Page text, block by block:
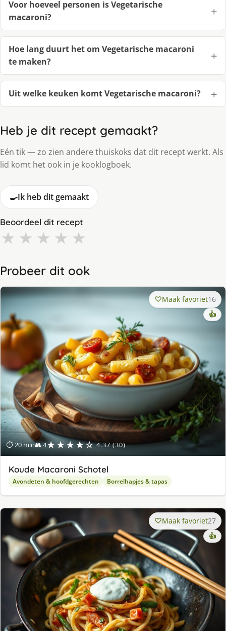
Voor hoeveel personen is Vegetarische
macaroni?
Hoe lang duurt het om Vegetarische macaroni
te maken?
Uit welke keuken komt Vegetarische macaroni?
Heb je dit recept gemaakt?
Eén tik — zo zien andere thuiskoks dat dit recept werkt. Als
lid komt het ook in je kooklogboek.
🍳Ik heb dit gemaakt
Beoordeel dit recept
★ ★ ★ ★ ★
Probeer dit ook
⏱ 20 min👥 4★★★★☆ 4.37 (30)
Maak favoriet16
👍
Koude Macaroni Schotel
Avondeten & hoofdgerechten Borrelhapjes & tapas
Maak favoriet27
👍